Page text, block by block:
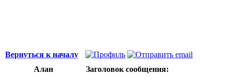
Вернуться к началу
Aлан
Заголовок сообщения: